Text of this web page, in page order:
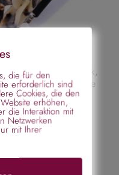
Haarspange Hornoptik,
Kettenglieder – beige
€18,95
die für den
erforderlich sind
Cookies, die den
erhöhen,
die Interaktion mit
Netzwerken
mit Ihrer